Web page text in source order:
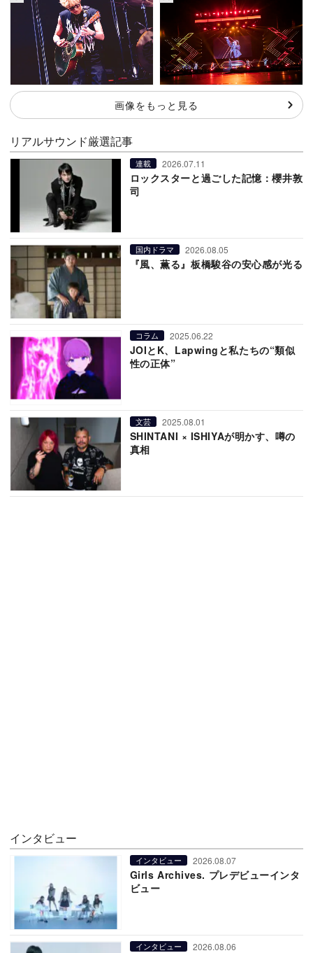
画像をもっと見る
リアルサウンド厳選記事
連載 2026.07.11
ロックスターと過ごした記憶：櫻井敦
司
国内ドラマ 2026.08.05
『風、薫る』板橋駿谷の安心感が光る
コラム 2025.06.22
JOIとK、Lapwingと私たちの“類似
性の正体”
文芸 2025.08.01
SHINTANI × ISHIYAが明かす、噂の
真相
インタビュー
インタビュー 2026.08.07
Girls Archives. プレデビューインタ
ビュー
インタビュー 2026.08.06